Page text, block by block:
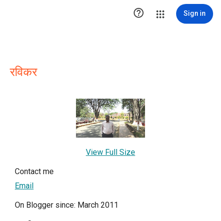
 Sign in
रविकर
View Full Size
Contact me
Email
On Blogger since: March 2011